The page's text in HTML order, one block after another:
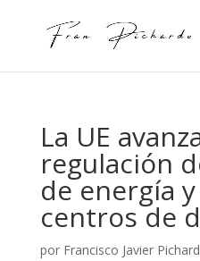
La UE
regulación
de energía
centros de
por Francisco Javier